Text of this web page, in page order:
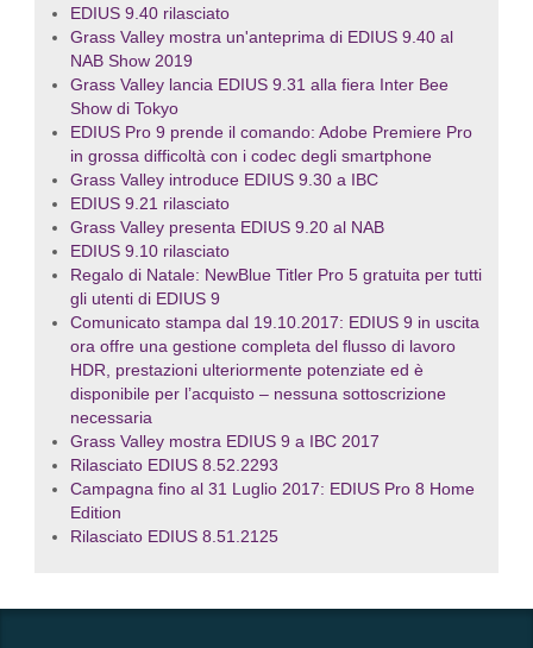
EDIUS 9.40 rilasciato
Grass Valley mostra un'anteprima di EDIUS 9.40 al
NAB Show 2019
Grass Valley lancia EDIUS 9.31 alla fiera Inter Bee
Show di Tokyo
EDIUS Pro 9 prende il comando: Adobe Premiere Pro
in grossa difficoltà con i codec degli smartphone
Grass Valley introduce EDIUS 9.30 a IBC
EDIUS 9.21 rilasciato
Grass Valley presenta EDIUS 9.20 al NAB
EDIUS 9.10 rilasciato
Regalo di Natale: NewBlue Titler Pro 5 gratuita per tutti
gli utenti di EDIUS 9
Comunicato stampa dal 19.10.2017: EDIUS 9 in uscita
ora offre una gestione completa del flusso di lavoro
HDR, prestazioni ulteriormente potenziate ed è
disponibile per l’acquisto – nessuna sottoscrizione
necessaria
Grass Valley mostra EDIUS 9 a IBC 2017
Rilasciato EDIUS 8.52.2293
Campagna fino al 31 Luglio 2017: EDIUS Pro 8 Home
Edition
Rilasciato EDIUS 8.51.2125